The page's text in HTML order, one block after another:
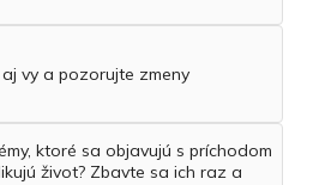
vy a pozorujte zmeny
ktoré sa objavujú s príchodom
život? Zbavte sa ich raz a